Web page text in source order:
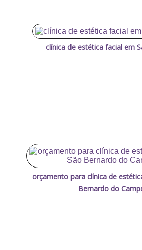
clínica de estética facial em
orçamento para clínica de
Bernardo do